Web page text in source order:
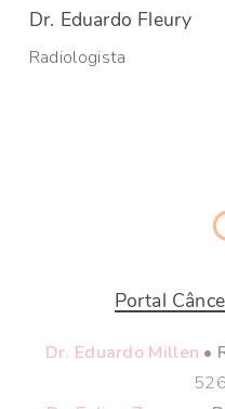
Dr. Eduardo Fleury
Radiologista
Portal
Dr. Eduardo Millen •